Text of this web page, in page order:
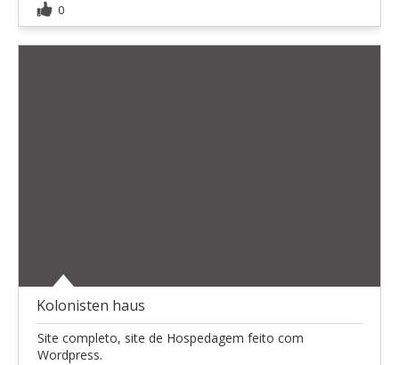
0
Kolonisten haus
Site completo, site de Hospedagem feito com
Wordpress.